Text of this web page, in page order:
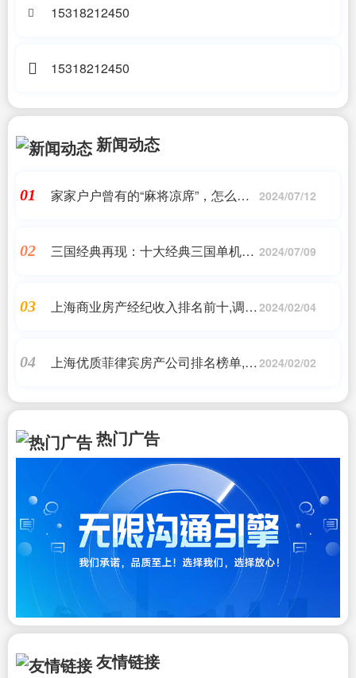
15318212450
15318212450
新闻动态
01
家家户户曾有的“麻将凉席”，怎么消
2024/07/12
02
三国经典再现：十大经典三国单机游 2024/07/09
03
上海商业房产经纪收入排名前十,调控 2024/02/04
04
上海优质菲律宾房产公司排名榜单,永
点你不知道的菲华企业
2024/02/02
热门广告
友情链接